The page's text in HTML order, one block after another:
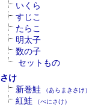
いくら
すじこ
たらこ
明太子
数の子
セットもの
さけ
新巻鮭 （あらまきさけ）
紅鮭 （べにさけ）